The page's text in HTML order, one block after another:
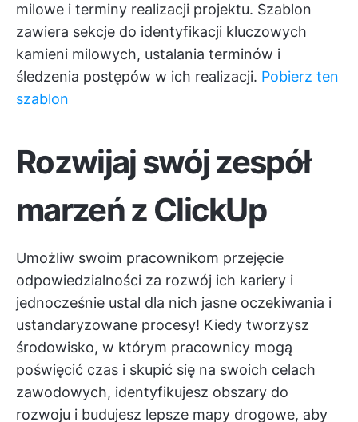
milowe i terminy realizacji projektu. Szablon
zawiera sekcje do identyfikacji kluczowych
kamieni milowych, ustalania terminów i
śledzenia postępów w ich realizacji. Pobierz ten
szablon
Rozwijaj swój zespół
marzeń z ClickUp
Umożliw swoim pracownikom przejęcie
odpowiedzialności za rozwój ich kariery i
jednocześnie ustal dla nich jasne oczekiwania i
ustandaryzowane procesy! Kiedy tworzysz
środowisko, w którym pracownicy mogą
poświęcić czas i skupić się na swoich celach
zawodowych, identyfikujesz obszary do
rozwoju i budujesz lepsze mapy drogowe, aby